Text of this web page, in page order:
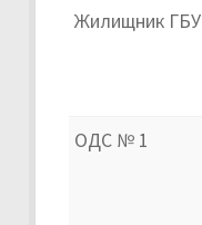
Жилищник ГБУ
ОДС № 1